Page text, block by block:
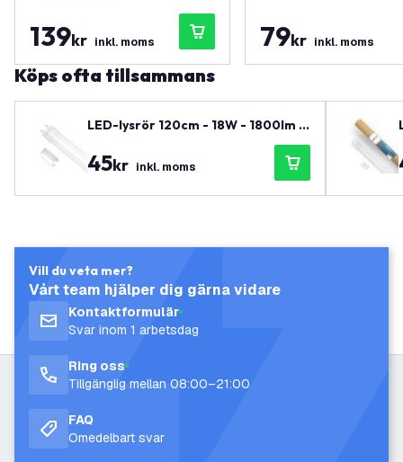
139kr inkl. moms 79kr inkl. moms
Köps ofta tillsammans
LED-lysrör 120cm - 18W - 1800lm -
T8 - 4000K - Neutralvit - 3 års gar
anti
45kr inkl. moms
Vill du veta mer?
Vårt team hjälper dig gärna vidare
Kontaktformulär
Svar inom 1 arbetsdag
Ring oss
Tillgänglig mellan 08:00–21:00
FAQ
Omedelbart svar